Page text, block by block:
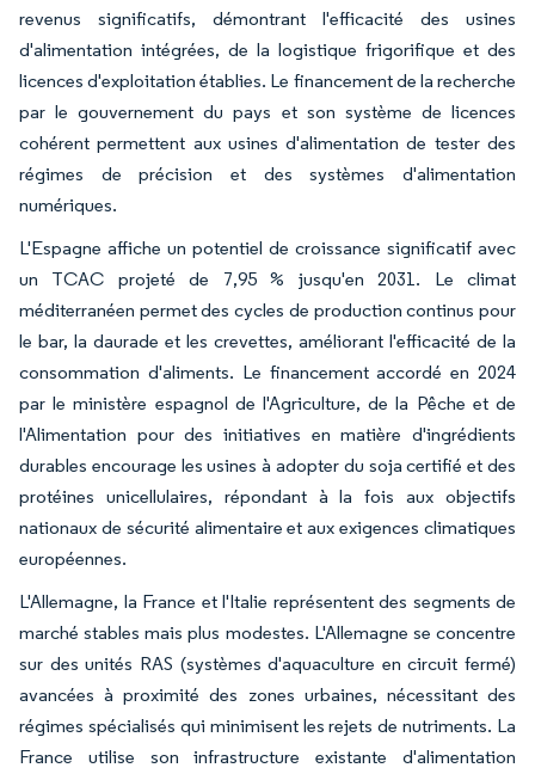
revenus significatifs, démontrant l'efficacité des usines
d'alimentation intégrées, de la logistique frigorifique et des
licences d'exploitation établies. Le financement de la recherche
par le gouvernement du pays et son système de licences
cohérent permettent aux usines d'alimentation de tester des
régimes de précision et des systèmes d'alimentation
numériques.
L'Espagne affiche un potentiel de croissance significatif avec
un TCAC projeté de 7,95 % jusqu'en 2031. Le climat
méditerranéen permet des cycles de production continus pour
le bar, la daurade et les crevettes, améliorant l'efficacité de la
consommation d'aliments. Le financement accordé en 2024
par le ministère espagnol de l'Agriculture, de la Pêche et de
l'Alimentation pour des initiatives en matière d'ingrédients
durables encourage les usines à adopter du soja certifié et des
protéines unicellulaires, répondant à la fois aux objectifs
nationaux de sécurité alimentaire et aux exigences climatiques
européennes.
L'Allemagne, la France et l'Italie représentent des segments de
marché stables mais plus modestes. L'Allemagne se concentre
sur des unités RAS (systèmes d'aquaculture en circuit fermé)
avancées à proximité des zones urbaines, nécessitant des
régimes spécialisés qui minimisent les rejets de nutriments. La
France utilise son infrastructure existante d'alimentation